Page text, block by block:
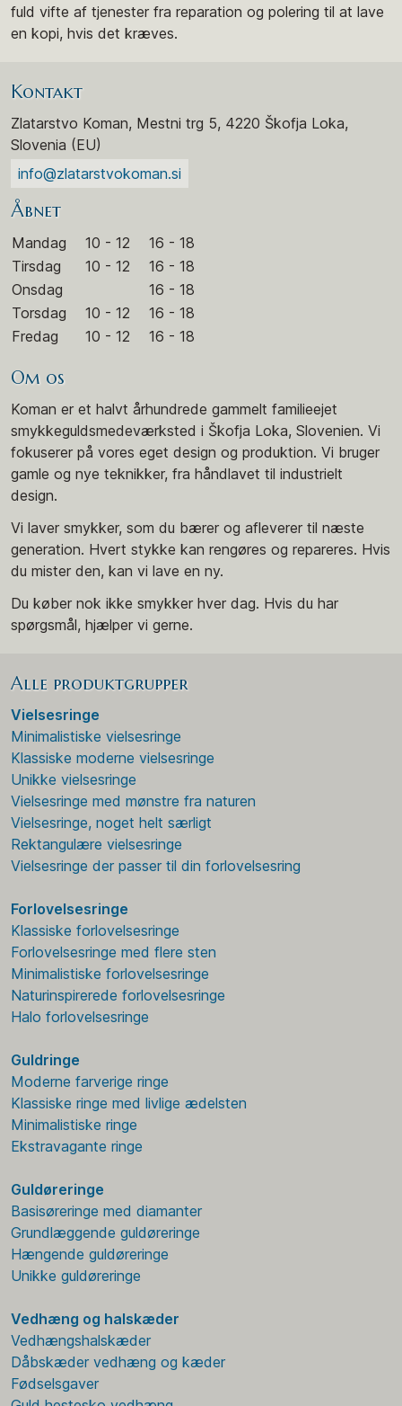
fuld vifte af tjenester fra reparation og polering til at lave
en kopi, hvis det kræves.
Kontakt
Zlatarstvo Koman, Mestni trg 5, 4220 Škofja Loka,
Slovenia (EU)
info@zlatarstvokoman.si
Åbnet
Mandag 10 - 12
16 - 18
Tirsdag
10 - 12
16 - 18
Onsdag
16 - 18
Torsdag
10 - 12
16 - 18
Fredag
10 - 12 16 - 18
Om os
Koman er et halvt århundrede gammelt familieejet
smykkeguldsmedeværksted i Škofja Loka, Slovenien. Vi
fokuserer på vores eget design og produktion. Vi bruger
gamle og nye teknikker, fra håndlavet til industrielt
design.
Vi laver smykker, som du bærer og afleverer til næste
generation. Hvert stykke kan rengøres og repareres. Hvis
du mister den, kan vi lave en ny.
Du køber nok ikke smykker hver dag. Hvis du har
spørgsmål, hjælper vi gerne.
Alle produktgrupper
Vielsesringe
Minimalistiske vielsesringe
Klassiske moderne vielsesringe
Unikke vielsesringe
Vielsesringe med mønstre fra naturen
Vielsesringe, noget helt særligt
Rektangulære vielsesringe
Vielsesringe der passer til din forlovelsesring
Forlovelsesringe
Klassiske forlovelsesringe
Forlovelsesringe med flere sten
Minimalistiske forlovelsesringe
Naturinspirerede forlovelsesringe
Halo forlovelsesringe
Guldringe
Moderne farverige ringe
Klassiske ringe med livlige ædelsten
Minimalistiske ringe
Ekstravagante ringe
Guldøreringe
Basisøreringe med diamanter
Grundlæggende guldøreringe
Hængende guldøreringe
Unikke guldøreringe
Vedhæng og halskæder
Vedhængshalskæder
Dåbskæder vedhæng og kæder
Fødselsgaver